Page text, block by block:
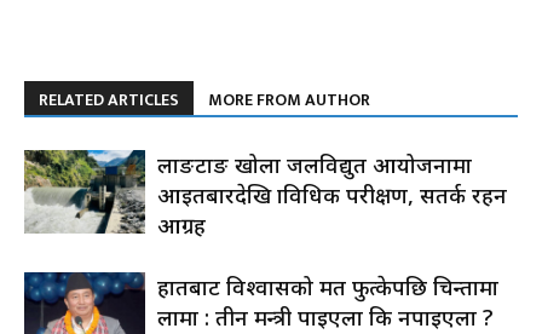
RELATED ARTICLES MORE FROM AUTHOR
लाङटाङ खोला जलविद्युत आयोजनामा
आइतबारदेखि प्राविधिक परीक्षण, सतर्क रहन
आग्रह
हातबाट विश्वासको मत फुत्केपछि चिन्तामा
लामा : तीन मन्त्री पाइएला कि नपाइएला ?